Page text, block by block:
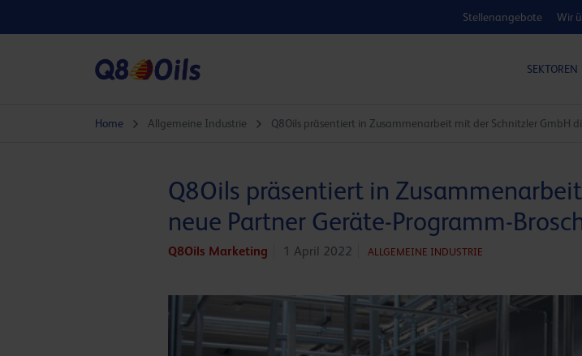
Stellenangebote Wir
SEKTOREN
Home Allgemeine Industrie Q8Oils präsentiert in Zusammenarbeit mit der Schnitzler GmbH
Q8Oils präsentiert in
neue Partner Geräte-Programm-
Q8Oils Marketing 1 April 2022 ALLGEMEINE INDUSTRIE